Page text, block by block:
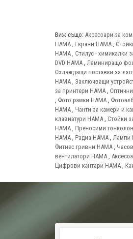
Виж също: Аксесоари за
HAMA
Екрани HAMA
HAMA
Стилус - химикалки
DVD HAMA
Ламиниращо
Охлаждащи поставки за
HAMA
Заключващи
за принтери HAMA
Фото рамки HAMA
HAMA
Чанти за камери и
клавиатури HAMA
Стойки
HAMA
Преносими
HAMA
Радиа HAMA Лампи
Фитнес гривни HAMA
вентилатори HAMA
Цифрови кантари HAMA